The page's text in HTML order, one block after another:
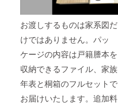
お渡しするものは家系図だ
けではありません。パッ
ケージの内容は戸籍謄本を
収納できるファイル、家族
年表と桐箱のフルセットで
お届けいたします。追加料